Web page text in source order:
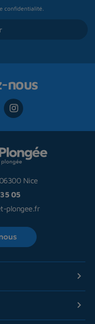
confidentialité
nous
06300 Nice
05
plongee.fr

